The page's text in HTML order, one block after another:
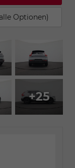
Optionen)
+25